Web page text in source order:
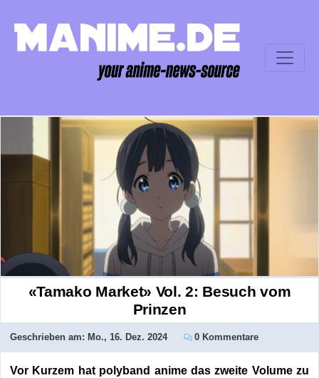
«Tamako Market» Vol. 2: Besuch vom
Prinzen
Geschrieben am: Mo., 16. Dez. 2024 0 Kommentare
Vor Kurzem hat polyband anime das zweite Volume zu